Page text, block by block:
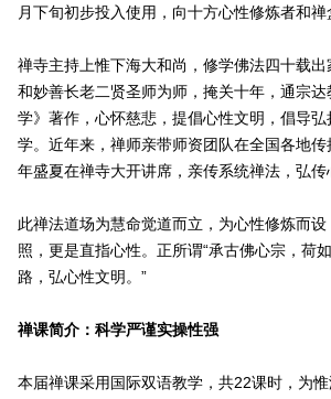
月下旬初步投入使用，向十方心性修炼者和禅
禅寺主持上惟下海大和尚，修学佛法四十载
和妙善长老二贤圣师为师，掩关十年，通宗
学》著作，心怀慈悲，提倡心性文明，倡导
学。近年来，禅师亲带师资团队在全国各地
年盛夏在禅寺大开讲席，亲传系统禅法，弘传
此禅法道场为慧命觉道而立，为心性修炼而
照，更是直指心性。正所谓“承古佛心宗，荷
路，弘心性文明。”
禅课简介：科学严谨实操性强
本届禅课采用国际双语教学，共22课时，为惟